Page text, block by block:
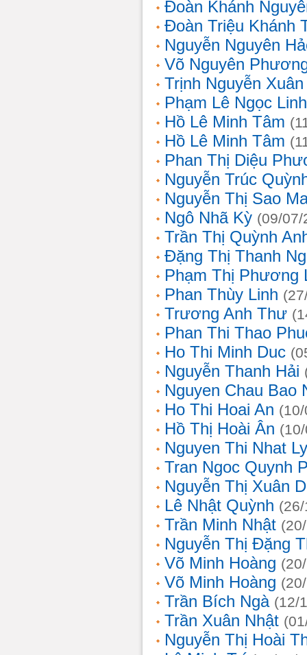
Đoàn Khánh
Đoàn Triệu Khánh
Nguyễn Nguyên
Võ Nguyên
Trịnh Nguyễn
Phạm Lê Ngọc Linh
Hồ Lê Minh Tâm
Hồ Lê Minh Tâm
Phan Thị Diệu
Nguyễn Trúc
Nguyễn Thị Sao
Ngô Nhã Kỳ (09/07/
Trần Thị Quỳnh
Đặng Thị Thanh
Phạm Thị Phương
Phan Thùy Linh
Trương Anh Thư
Phan Thi Thao
Ho Thi Minh Duc
Nguyễn Thanh Hải
Nguyen Chau Bao
Ho Thi Hoai An
Hồ Thị Hoài Ân
Nguyen Thi Nhat Ly
Tran Ngoc Quynh
Nguyễn Thị Xuân
Lê Nhật Quỳnh
Trần Minh Nhật
Nguyễn Thị Đặng
Võ Minh Hoàng
Võ Minh Hoàng
Trần Bích Ngà (12/
Trần Xuân Nhật
Nguyễn Thị Hoài